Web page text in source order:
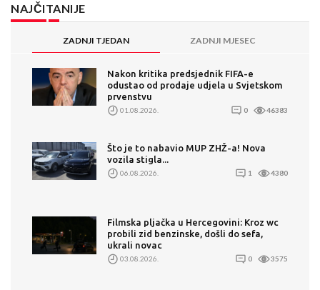
NAJČITANIJE
ZADNJI TJEDAN ZADNJI MJESEC
Nakon kritika predsjednik FIFA-e
odustao od prodaje udjela u Svjetskom
prvenstvu
01.08.2026. 0 46383
Što je to nabavio MUP ZHŽ-a! Nova
vozila stigla...
06.08.2026. 1 4380
Filmska pljačka u Hercegovini: Kroz wc
probili zid benzinske, došli do sefa,
ukrali novac
03.08.2026. 0 3575